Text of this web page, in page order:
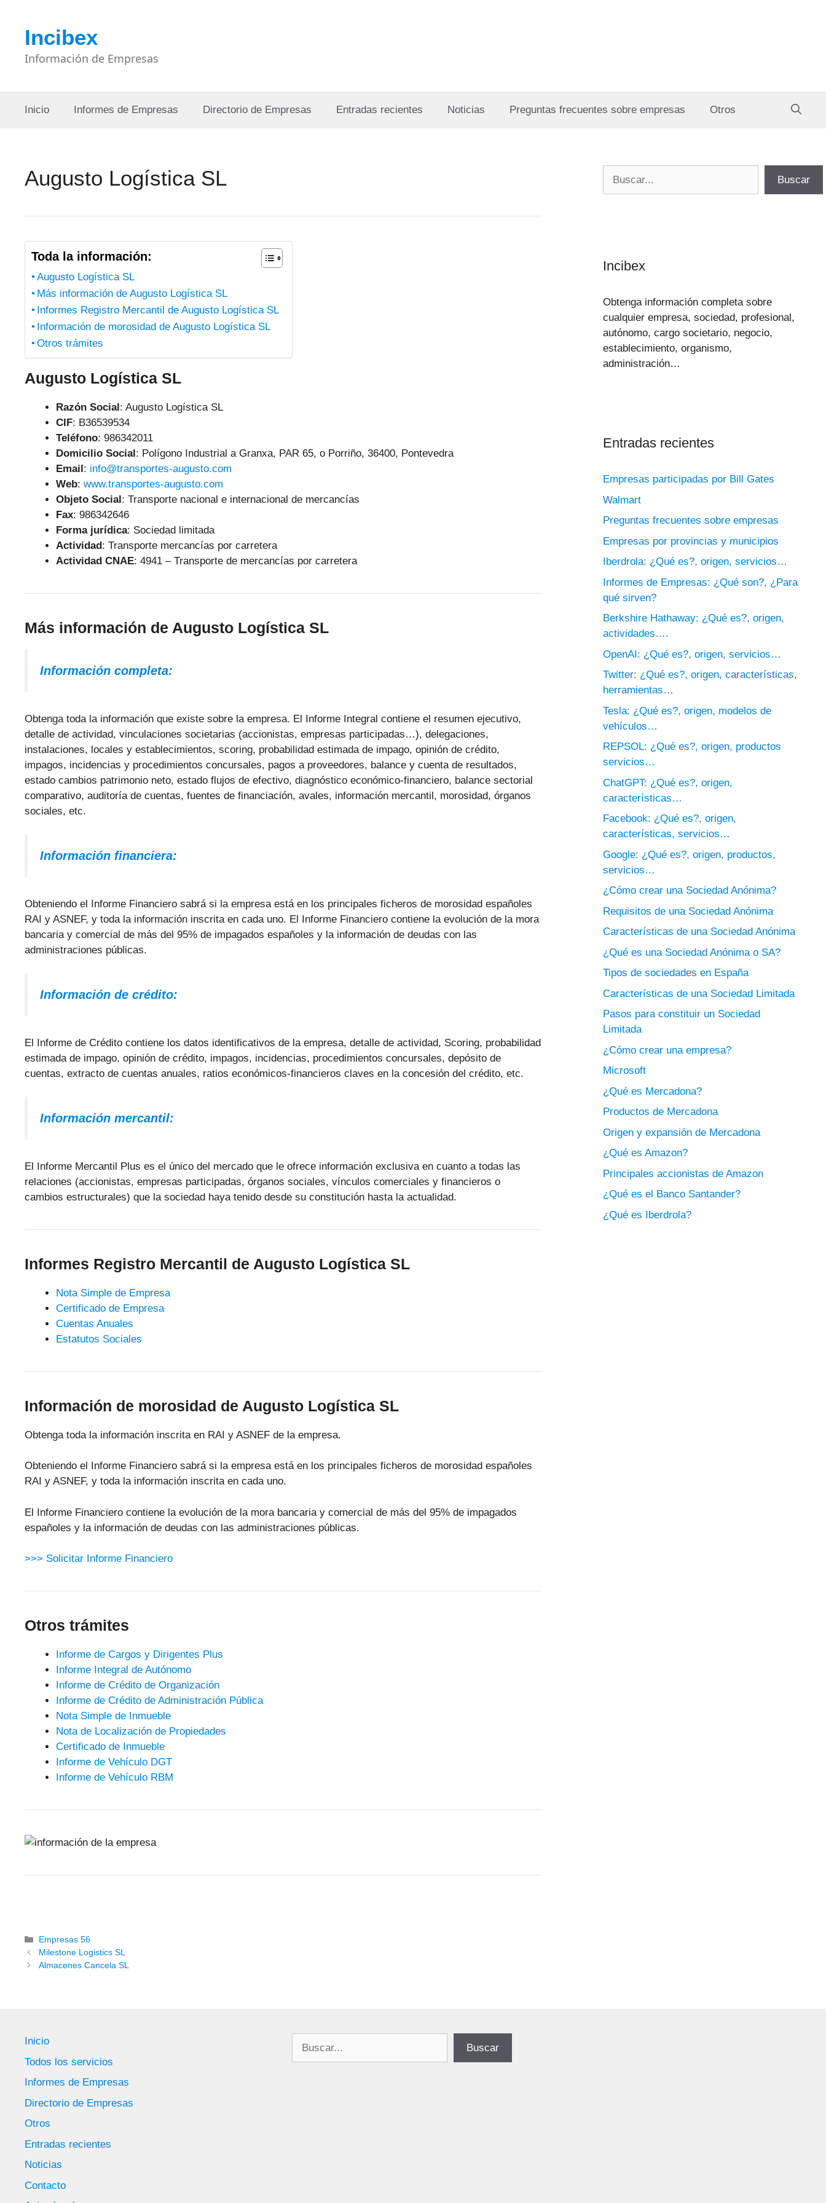
contenidoIncibex
Información de Empresas
Inicio Informes de Empresas Directorio de Empresas Entradas recientes Noticias Preguntas frecuentes sobre empresas Otros
Augusto Logística SL
Toda la información:
Augusto Logística SL
Más información de Augusto Logística SL
Informes Registro Mercantil de Augusto Logística SL
Información de morosidad de Augusto Logística SL
Otros trámites
Augusto Logística SL
Razón Social: Augusto Logística SL
CIF: B36539534
Teléfono: 986342011
Domicilio Social: Polígono Industrial a Granxa, PAR 65, o Porriño, 36400, Pontevedra
Email: info@transportes-augusto.com
Web: www.transportes-augusto.com
Objeto Social: Transporte nacional e internacional de mercancías
Fax: 986342646
Forma jurídica: Sociedad limitada
Actividad: Transporte mercancías por carretera
Actividad CNAE: 4941 – Transporte de mercancías por carretera
Más información de Augusto Logística SL
Información completa:
Obtenga toda la información que existe sobre la empresa. El Informe Integral contiene el resumen ejecutivo,
detalle de actividad, vinculaciones societarias (accionistas, empresas participadas…), delegaciones,
instalaciones, locales y establecimientos, scoring, probabilidad estimada de impago, opinión de crédito,
impagos, incidencias y procedimientos concursales, pagos a proveedores, balance y cuenta de resultados,
estado cambios patrimonio neto, estado flujos de efectivo, diagnóstico económico-financiero, balance sectorial
comparativo, auditoría de cuentas, fuentes de financiación, avales, información mercantil, morosidad, órganos
sociales, etc.
Información financiera:
Obteniendo el Informe Financiero sabrá si la empresa está en los principales ficheros de morosidad españoles
RAI y ASNEF, y toda la información inscrita en cada uno. El Informe Financiero contiene la evolución de la mora
bancaria y comercial de más del 95% de impagados españoles y la información de deudas con las
administraciones públicas.
Información de crédito:
El Informe de Crédito contiene los datos identificativos de la empresa, detalle de actividad, Scoring, probabilidad
estimada de impago, opinión de crédito, impagos, incidencias, procedimientos concursales, depósito de
cuentas, extracto de cuentas anuales, ratios económicos-financieros claves en la concesión del crédito, etc.
Información mercantil:
El Informe Mercantil Plus es el único del mercado que le ofrece información exclusiva en cuanto a todas las
relaciones (accionistas, empresas participadas, órganos sociales, vínculos comerciales y financieros o
cambios estructurales) que la sociedad haya tenido desde su constitución hasta la actualidad.
Informes Registro Mercantil de Augusto Logística SL
Nota Simple de Empresa
Certificado de Empresa
Cuentas Anuales
Estatutos Sociales
Información de morosidad de Augusto Logística SL
Obtenga toda la información inscrita en RAI y ASNEF de la empresa.
Obteniendo el Informe Financiero sabrá si la empresa está en los principales ficheros de morosidad españoles
RAI y ASNEF, y toda la información inscrita en cada uno.
El Informe Financiero contiene la evolución de la mora bancaria y comercial de más del 95% de impagados
españoles y la información de deudas con las administraciones públicas.
>>> Solicitar Informe Financiero
Otros trámites
Informe de Cargos y Dirigentes Plus
Informe Integral de Autónomo
Informe de Crédito de Organización
Informe de Crédito de Administración Pública
Nota Simple de Inmueble
Nota de Localización de Propiedades
Certificado de Inmueble
Informe de Vehículo DGT
Informe de Vehículo RBM
Categorías
Empresas 56
Milestone Logistics SL
Almacenes Cancela SL
Buscar
Incibex
Obtenga información completa sobre
cualquier empresa, sociedad, profesional,
autónomo, cargo societario, negocio,
establecimiento, organismo,
administración…
Entradas recientes
Empresas participadas por Bill Gates
Walmart
Preguntas frecuentes sobre empresas
Empresas por provincias y municipios
Iberdrola: ¿Qué es?, origen, servicios…
Informes de Empresas: ¿Qué son?, ¿Para
qué sirven?
Berkshire Hathaway: ¿Qué es?, origen,
actividades….
OpenAI: ¿Qué es?, origen, servicios…
Twitter: ¿Qué es?, origen, características,
herramientas…
Tesla: ¿Qué es?, origen, modelos de
vehículos…
REPSOL: ¿Qué es?, origen, productos
servicios…
ChatGPT: ¿Qué es?, origen,
características…
Facebook: ¿Qué es?, origen,
características, servicios…
Google: ¿Qué es?, origen, productos,
servicios…
¿Cómo crear una Sociedad Anónima?
Requisitos de una Sociedad Anónima
Características de una Sociedad Anónima
¿Qué es una Sociedad Anónima o SA?
Tipos de sociedades en España
Características de una Sociedad Limitada
Pasos para constituir un Sociedad
Limitada
¿Cómo crear una empresa?
Microsoft
¿Qué es Mercadona?
Productos de Mercadona
Origen y expansión de Mercadona
¿Qué es Amazon?
Principales accionistas de Amazon
¿Qué es el Banco Santander?
¿Qué es Iberdrola?
Inicio
Todos los servicios
Informes de Empresas
Directorio de Empresas
Otros
Entradas recientes
Noticias
Contacto
Buscar